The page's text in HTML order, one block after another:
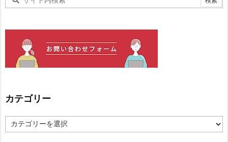
カテゴリー
テ